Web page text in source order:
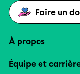
Faire un
À propos
Équipe et